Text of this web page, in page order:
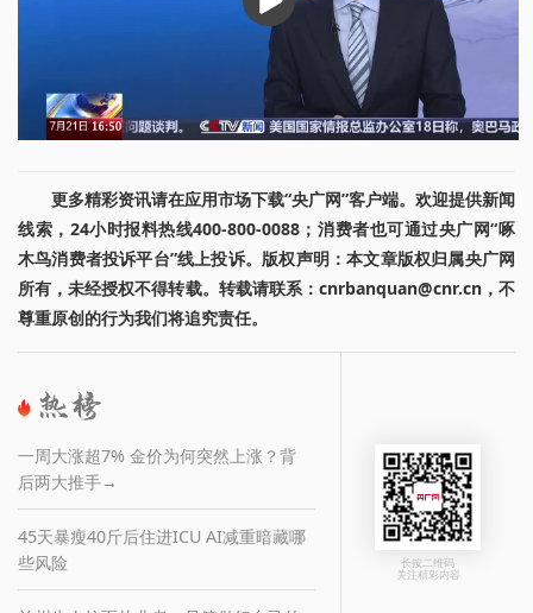
更多精彩资讯请在应用市场下载“央广网”客户端。欢迎提供新闻
线索，24小时报料热线400-800-0088；消费者也可通过央广网“啄
木鸟消费者投诉平台”线上投诉。版权声明：本文章版权归属央广网
所有，未经授权不得转载。转载请联系：cnrbanquan@cnr.cn，不
尊重原创的行为我们将追究责任。
一周大涨超7% 金价为何突然上涨？背
后两大推手→
45天暴瘦40斤后住进ICU AI减重暗藏哪
些风险
长按二维码
关注精彩内容